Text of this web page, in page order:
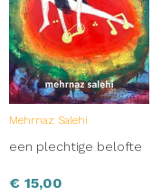
Mehrnaz Salehi
een plechtige belofte
€ 15,00